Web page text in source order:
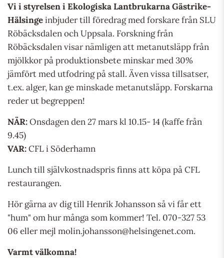
Vi i styrelsen i Ekologiska Lantbrukarna Gästrike-
Hälsingeinbjuder till föredrag med forskare från SLU
Röbäcksdalen och Uppsala. Forskning från
Röbäcksdalen visar nämligen att metanutsläpp från
mjölkkor på produktionsbete minskar med 30%
jämfört med utfodring på stall. Även vissa tillsatser,
t.ex. alger, kan ge minskade metanutsläpp. Forskarna
reder ut begreppen!
NÄR:Onsdagen den 27 mars kl 10.15- 14 (kaffe från
9.45)
VAR:CFL i Söderhamn
Lunch till självkostnadspris finns att köpa på CFL
restaurangen.
Hör gärna av dig till Henrik Johansson så vi får ett
"hum" om hur många som kommer! Tel. 070-327 53
06 eller mejl molin.johansson@helsingenet.com.
Varmt välkomna!